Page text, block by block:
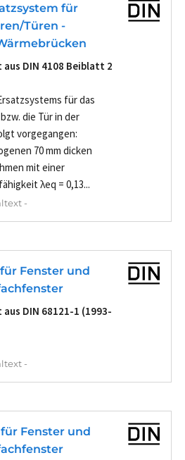
für
Türen -
DIN 4108 Beiblatt 2
für das
die Tür in der
vorgegangen:
70 mm dicken
mit einer
λeq = 0,13...
-
Fenster und
DIN 68121-1 (1993-
-
Fenster und